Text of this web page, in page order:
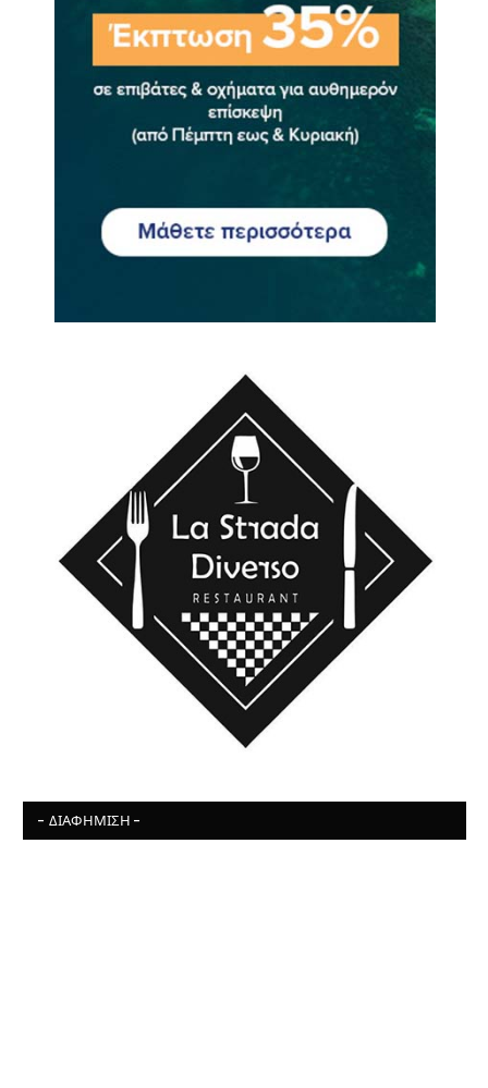
- ΔΙΑΦΉΜΙΣΗ -